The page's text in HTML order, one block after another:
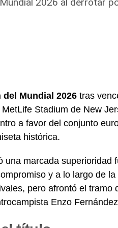
y hostigamiento:
que permite encarcelar a
a los locales alquilar
en la
hizo un llamado a la
hermanos en el
2026 al derrotar
Mundial 2026 tras
Stadium de New
a favor del conjunto
histórica.
una marcada superioridad
y a lo largo de la
pero afrontó el tramo
Enzo